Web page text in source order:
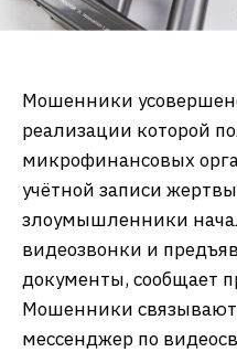
Мошенники
реализации которой
микрофинансовых
учётной записи жертвы
злоумышленники
видеозвонки и
документы, сообщает
Мошенники
мессенджер по